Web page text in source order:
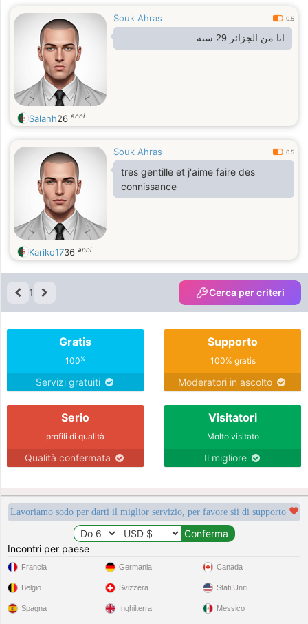
Souk Ahras 0.5
انا من الجزائر 29 سنة
Salahh26 anni
Souk Ahras 0.5
tres gentille et j'aime faire des
connissance
Kariko1736 anni
1 Cerca per criteri
Gratis
100%
Servizi gratuiti
Supporto
100% gratis
Moderatori in ascolto
Serio
profili di qualità
Qualità confermata
Visitatori
Molto visitato
Il migliore
Lavoriamo sodo per darti il miglior servizio, per favore sii di supporto
Incontri per paese
Francia
Belgio
Spagna
Germania
Svizzera
Inghilterra
Canada
Stati Uniti
Messico